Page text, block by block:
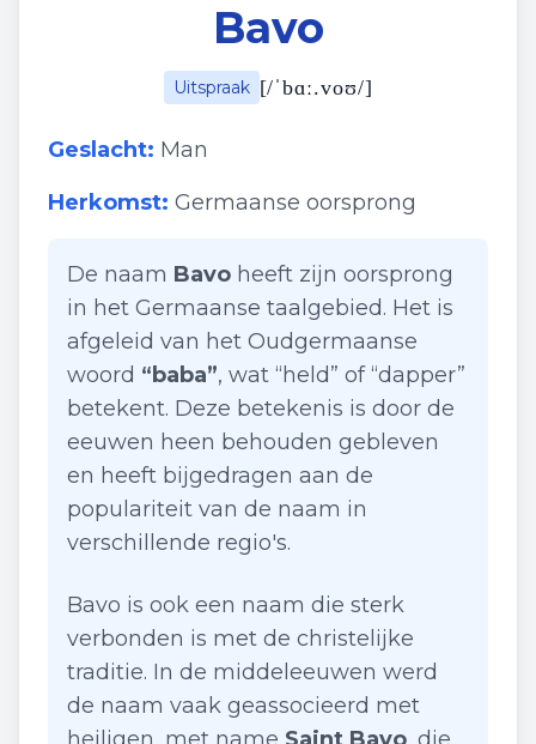
Bavo
Uitspraak [/ˈbɑː.voʊ/]
Geslacht: Man
Herkomst: Germaanse oorsprong
De naam Bavo heeft zijn oorsprong
in het Germaanse taalgebied. Het is
afgeleid van het Oudgermaanse
woord “baba”, wat “held” of “dapper”
betekent. Deze betekenis is door de
eeuwen heen behouden gebleven
en heeft bijgedragen aan de
populariteit van de naam in
verschillende regio's.
Bavo is ook een naam die sterk
verbonden is met de christelijke
traditie. In de middeleeuwen werd
de naam vaak geassocieerd met